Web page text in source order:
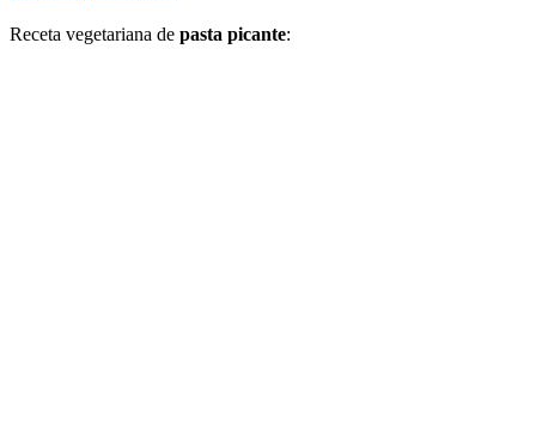
Receta vegetariana de pasta picante: